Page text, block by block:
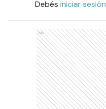
Debés iniciar sesión
Ads